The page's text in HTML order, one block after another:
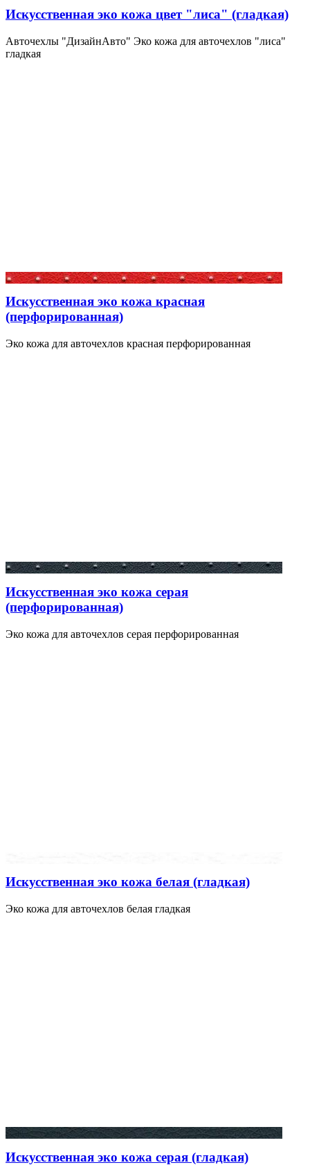
Искусственная эко кожа цвет "лиса" (гладкая)
Авточехлы "ДизайнАвто" Эко кожа для авточехлов "лиса"
гладкая
Искусственная эко кожа красная
(перфорированная)
Эко кожа для авточехлов красная перфорированная
Искусственная эко кожа серая
(перфорированная)
Эко кожа для авточехлов серая перфорированная
Искусственная эко кожа белая (гладкая)
Эко кожа для авточехлов белая гладкая
Искусственная эко кожа серая (гладкая)